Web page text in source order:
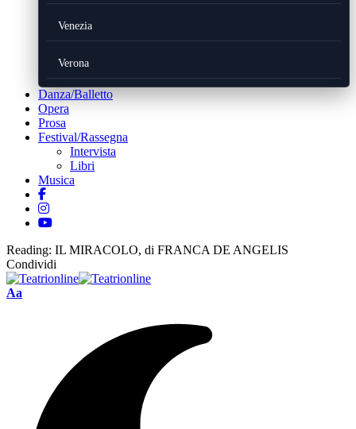
Venezia
Verona
Danza/Balletto
Opera
Prosa
Festival/Rassegna
Intervista
Libri
Musica
Reading: IL MIRACOLO, di FRANCA DE ANGELIS
Condividi
Font
Aa